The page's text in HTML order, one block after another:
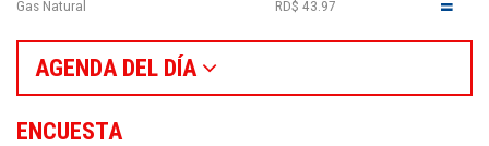
Gas Natural
RD$ 43.97
AGENDA DEL DÍA
ENCUESTA